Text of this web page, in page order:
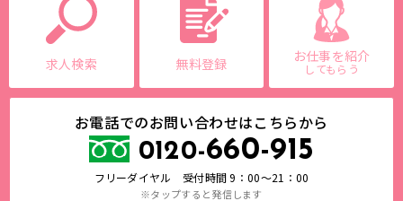
求人検索 無料登録 お仕事を紹介
してもらう
お電話でのお問い合わせはこちらから
0120-660-915
フリーダイヤル 受付時間 9：00～21：00
※タップすると発信します